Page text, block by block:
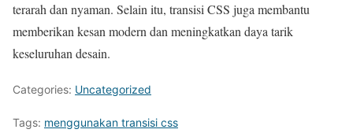
terarah dan nyaman. Selain itu, transisi CSS juga membantu
memberikan kesan modern dan meningkatkan daya tarik
keseluruhan desain.
Categories: Uncategorized
Tags: menggunakan transisi css